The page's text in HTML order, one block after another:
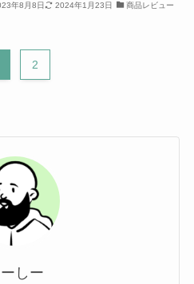
年8月8日 2024年1月23日 商品レビュー
2
ーしー